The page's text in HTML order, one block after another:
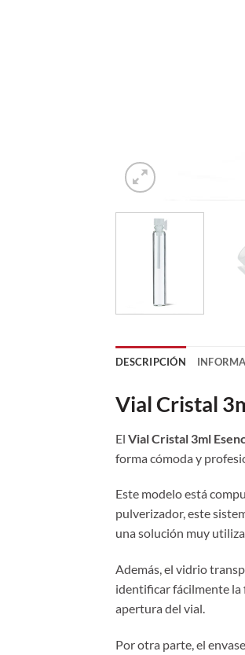
DESCRIPCIÓN
Vial Cristal
El Vial Cristal 3ml
forma cómoda y
Este modelo está
pulverizador, este
una solución muy
Además, el vidrio
identificar fácilmente la
apertura del vial.
Por otra parte, el